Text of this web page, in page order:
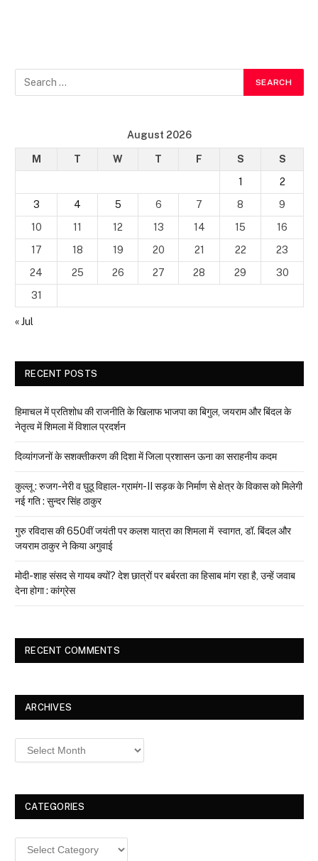
August 2026
M T W T F S
S
1
2
3
4 5 6 7 8
9
10
11 12 13 14 15
16
17
18 19 20 21 22
23
24
25 26 27 28 29
30
31
« Jul
RECENT POSTS
हिमाचल में प्रतिशोध की राजनीति के खिलाफ भाजपा का बिगुल, जयराम और बिंदल के
नेतृत्व में शिमला में विशाल प्रदर्शन
दिव्यांगजनों के सशक्तीकरण की दिशा में जिला प्रशासन ऊना का सराहनीय कदम
कुल्लू : रुजग-नेरी व घुठू विहाल- ग्रामंग-II सड़क के निर्माण से क्षेत्र के विकास को मिलेगी
नई गति : सुन्दर सिंह ठाकुर
गुरु रविदास की 650वीं जयंती पर कलश यात्रा का शिमला में स्वागत, डॉ. बिंदल और
जयराम ठाकुर ने किया अगुवाई
मोदी-शाह संसद से गायब क्यों? देश छात्रों पर बर्बरता का हिसाब मांग रहा है, उन्हें जवाब
देना होगा : कांग्रेस
RECENT COMMENTS
ARCHIVES
Archives
CATEGORIES
Categories